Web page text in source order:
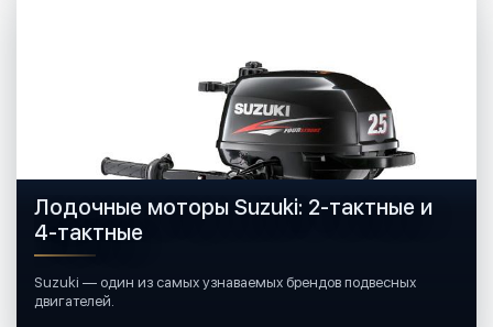
Лодочные моторы Suzuki: 2-тактные и
4-тактные
Suzuki — один из самых узнаваемых брендов подвесных
двигателей.